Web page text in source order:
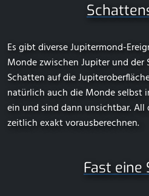
Es gibt diverse Jupitermond-
Monde zwischen Jupiter und
Schatten auf die
natürlich auch die Monde selbst
ein und sind dann unsichtbar. All
zeitlich exakt vorausberechnen.
Fast eine